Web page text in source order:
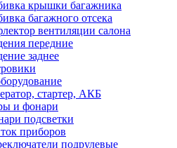
крышки багажника
багажного отсека
вентиляции салона
передние
заднее
стартер, АКБ
и фонари
подсветки
приборов
подрулевые